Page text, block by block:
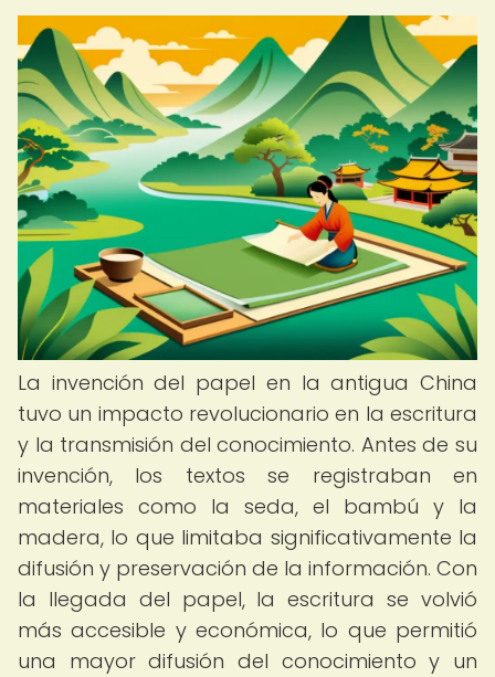
La invención del papel en la antigua China
tuvo un impacto revolucionario en la escritura
y la transmisión del conocimiento. Antes de su
invención, los textos se registraban en
materiales como la seda, el bambú y la
madera, lo que limitaba significativamente la
difusión y preservación de la información. Con
la llegada del papel, la escritura se volvió
más accesible y económica, lo que permitió
una mayor difusión del conocimiento y un